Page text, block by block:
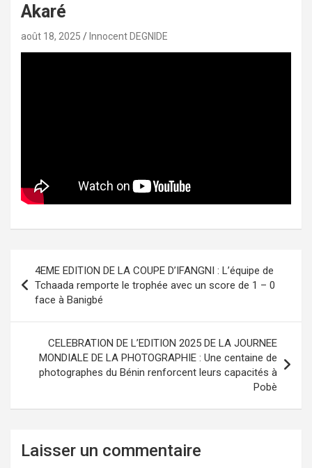
Akaré
août 18, 2025 Innocent DEGNIDE
de
l’article
4EME EDITION DE LA COUPE D’IFANGNI : L’équipe de
Tchaada remporte le trophée avec un score de 1 – 0
face à Banigbé
CELEBRATION DE L’EDITION 2025 DE LA JOURNEE
MONDIALE DE LA PHOTOGRAPHIE : Une centaine de
photographes du Bénin renforcent leurs capacités à
Pobè
Laisser un commentaire